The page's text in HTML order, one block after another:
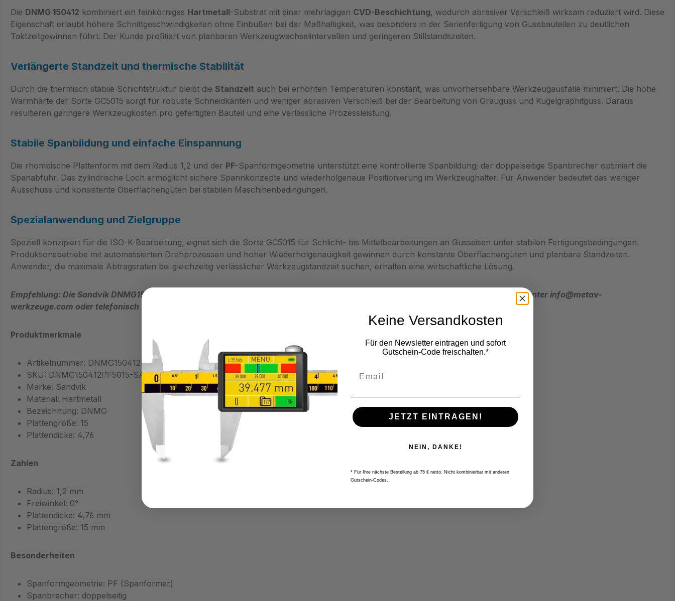
Die DNMG 150412 kombiniert ein feinkörniges Hartmetall-Substrat mit einer mehrlagigen CVD-Beschichtung, wodurch abrasiver Verschleiß wirksam reduziert wird. Diese
Eigenschaft erlaubt höhere Schnittgeschwindigkeiten ohne Einbußen bei der Maßhaltigkeit, was besonders in der Serienfertigung von Gussbauteilen zu deutlichen
Taktzeitgewinnen führt. Der Kunde profitiert von planbaren Werkzeugwechselintervallen und geringeren Stillstandszeiten.
Verlängerte Standzeit und thermische Stabilität
Durch die thermisch stabile Schichtstruktur bleibt die Standzeit auch bei erhöhten Temperaturen konstant, was unvorhersehbare Werkzeugausfälle minimiert. Die hohe
Warmhärte der Sorte GC5015 sorgt für robuste Schneidkanten und weniger abrasiven Verschleiß bei der Bearbeitung von Grauguss und Kugelgraphitguss. Daraus
resultieren geringere Werkzeugkosten pro gefertigten Bauteil und eine verlässliche Prozessleistung.
Stabile Spanbildung und einfache Einspannung
Die rhombische Plattenform mit dem Radius 1,2 und der PF-Spanformgeometrie unterstützt eine kontrollierte Spanbildung; der doppelseitige Spanbrecher optimiert die
Spanabfuhr. Das zylindrische Loch ermöglicht sichere Spannkonzepte und wiederholgenaue Positionierung im Werkzeughalter. Für Anwender bedeutet das weniger
Ausschuss und konsistente Oberflächengüten bei stabilen Maschinenbedingungen.
Spezialanwendung und Zielgruppe
Speziell konzipiert für die ISO-K-Bearbeitung, eignet sich die Sorte GC5015 für Schlicht- bis Mittelbearbeitungen an Gusseisen unter stabilen Fertigungsbedingungen.
Produktionsbetriebe mit automatisierten Drehprozessen und hoher Wiederholgenauigkeit gewinnen durch konstante Oberflächengüten und planbare Standzeiten.
Anwender, die maximale Abtragsraten bei gleichzeitig verlässlicher Werkzeugstandzeit suchen, erhalten eine wirtschaftliche Lösung.
Empfehlung: Die Sandvik DNMG150412 mit GC5015-Beschichtung für produktive Gussserien direkt bei Metav Werkzeuge anfragen unter info@metav-
werkzeuge.com oder telefonisch +49 2822 7131930
Produktmerkmale
Artikelnummer: DNMG150412PF5015
SKU: DNMG150412PF5015-SANDVIK
Marke: Sandvik
Material: Hartmetall
Bezeichnung: DNMG
Plattengröße: 15
Plattendicke: 4,76
Zahlen
Radius: 1,2 mm
Freiwinkel: 0°
Plattendicke: 4,76 mm
Plattengröße: 15 mm
Besonderheiten
Spanformgeometrie: PF (Spanformer)
Spanbrecher: doppelseitig
Keine Versandkosten
Für den Newsletter eintragen und sofort
Gutschein-Code freischalten.*
JETZT EINTRAGEN!
NEIN, DANKE!
* Für Ihre nächste Bestellung ab 75 € netto. Nicht kombinierbar mit anderen
Gutschein-Codes.